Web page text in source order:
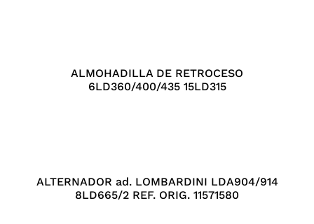
ALMOHADILLA DE RETROCESO
6LD360/400/435 15LD315
ALTERNADOR ad. LOMBARDINI LDA904/914
8LD665/2 REF. ORIG. 11571580